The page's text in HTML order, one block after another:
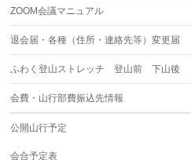
ZOOM会議マニュアル
退会届・各種（住所・連絡先等）変更届
ふわく登山ストレッチ 登山前 下山後
会費・山行部費振込先情報
公開山行予定
会合予定表